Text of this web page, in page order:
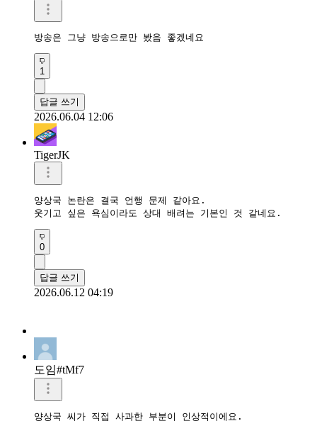
방송은 그냥 방송으로만 봤음 좋겠네요
1
답글 쓰기
2026.06.04 12:06
TigerJK
양상국 논란은 결국 언행 문제 같아요.
웃기고 싶은 욕심이라도 상대 배려는 기본인 것 같네요.
0
답글 쓰기
2026.06.12 04:19
도임#tMf7
양상국 씨가 직접 사과한 부분이 인상적이에요.